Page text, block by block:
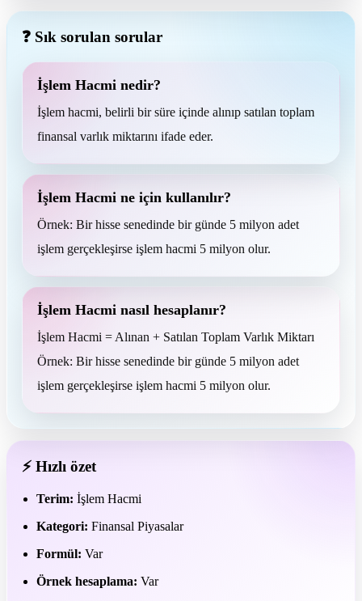
❓ Sık sorulan sorular
İşlem Hacmi nedir?
İşlem hacmi, belirli bir süre içinde alınıp satılan toplam
finansal varlık miktarını ifade eder.
İşlem Hacmi ne için kullanılır?
Örnek: Bir hisse senedinde bir günde 5 milyon adet
işlem gerçekleşirse işlem hacmi 5 milyon olur.
İşlem Hacmi nasıl hesaplanır?
İşlem Hacmi = Alınan + Satılan Toplam Varlık Miktarı
Örnek: Bir hisse senedinde bir günde 5 milyon adet
işlem gerçekleşirse işlem hacmi 5 milyon olur.
⚡ Hızlı özet
Terim: İşlem Hacmi
Kategori: Finansal Piyasalar
Formül: Var
Örnek hesaplama: Var